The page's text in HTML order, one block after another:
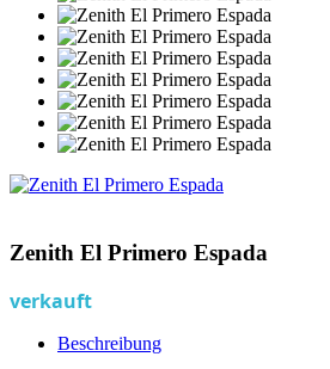
Zenith El Primero Espada
verkauft
Beschreibung